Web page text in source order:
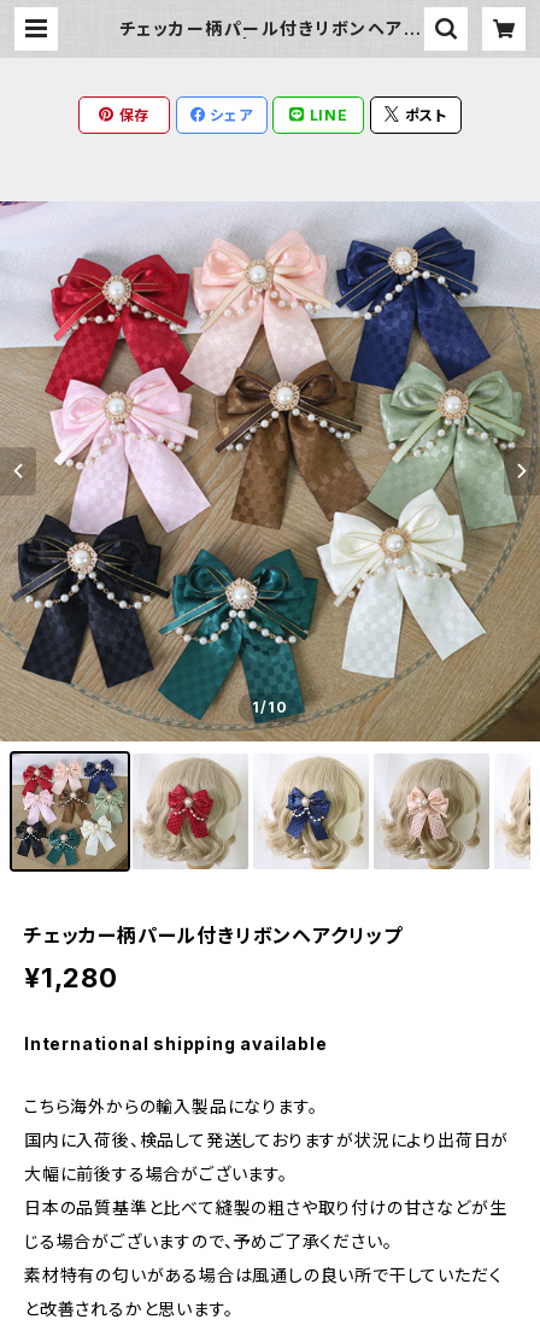
チェッカー柄パール付きリボンヘアク
保存 シェア LINE ポスト
1/10
チェッカー柄パール付きリボンヘアクリップ
¥1,280
International shipping available
こちら海外からの輸入製品になります。
国内に入荷後、検品して発送しておりますが状況により出荷日が
大幅に前後する場合がございます。
日本の品質基準と比べて縫製の粗さや取り付けの甘さなどが生
じる場合がございますので、予めご了承ください。
素材特有の匂いがある場合は風通しの良い所で干していただく
と改善されるかと思います。